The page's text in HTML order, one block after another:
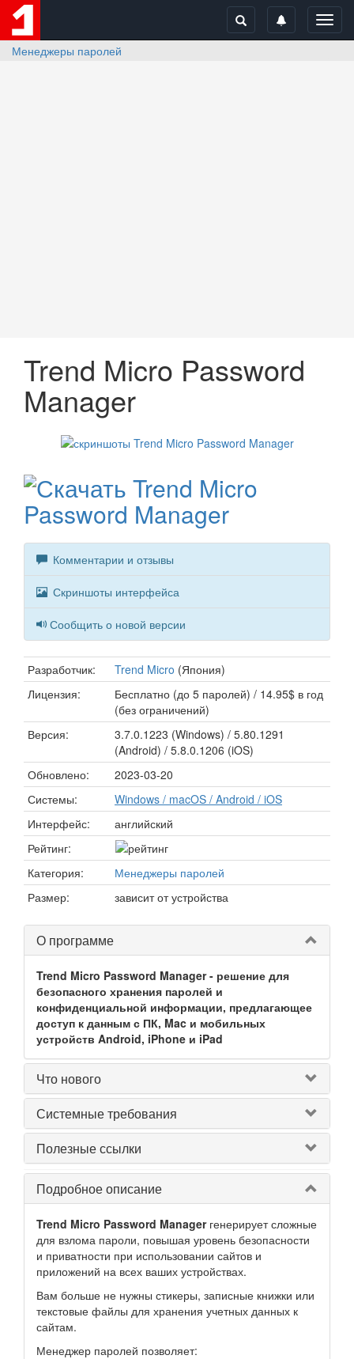
Менеджеры паролей
Trend Micro Password
Manager
Комментарии и отзывы
Скриншоты интерфейса
Сообщить о новой версии
Разработчик: Trend Micro (Япония)
Лицензия:
Бесплатно (до 5 паролей) / 14.95$ в год
(без ограничений)
Версия:
3.7.0.1223 (Windows) / 5.80.1291
(Android) / 5.8.0.1206 (iOS)
Обновлено:
2023-03-20
Системы:
Windows / macOS / Android / iOS
Интерфейс:
английский
Рейтинг:
Категория:
Менеджеры паролей
Размер:
зависит от устройства
О программе
Trend Micro Password Manager - решение для
безопасного хранения паролей и
конфиденциальной информации, предлагающее
доступ к данным с ПК, Mac и мобильных
устройств Android, iPhone и iPad
Что нового
Системные требования
Полезные ссылки
Подробное описание
Trend Micro Password Managerгенерирует сложные
для взлома пароли, повышая уровень безопасности
и приватности при использовании сайтов и
приложений на всех ваших устройствах.
Вам больше не нужны стикеры, записные книжки или
текстовые файлы для хранения учетных данных к
сайтам.
Менеджер паролей позволяет: